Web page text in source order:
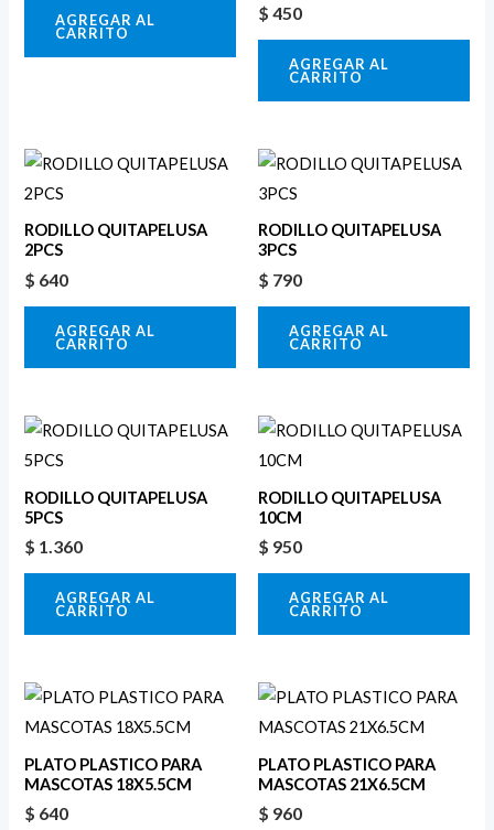
AGREGAR AL
CARRITO
$ 450
AGREGAR AL
CARRITO
RODILLO QUITAPELUSA
2PCS
$ 640
AGREGAR AL
CARRITO
RODILLO QUITAPELUSA
3PCS
$ 790
AGREGAR AL
CARRITO
RODILLO QUITAPELUSA
5PCS
$ 1.360
AGREGAR AL
CARRITO
RODILLO QUITAPELUSA
10CM
$ 950
AGREGAR AL
CARRITO
PLATO PLASTICO PARA
MASCOTAS 18X5.5CM
$ 640
PLATO PLASTICO PARA
MASCOTAS 21X6.5CM
$ 960